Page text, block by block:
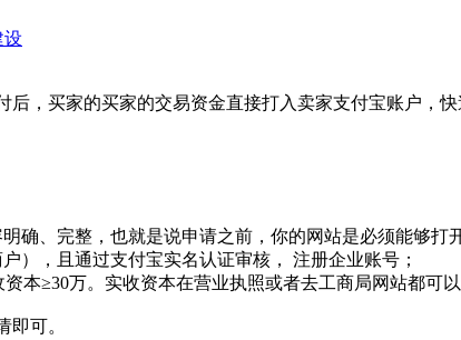
设
后，买家的买家的交易资金直接打入卖家支付宝账户，
确、完整，也就是说申请之前，你的网站是必须能够打
），且通过支付宝实名认证审核， 注册企业账号；
本≥30万。实收资本在营业执照或者去工商局网站都可以
可。